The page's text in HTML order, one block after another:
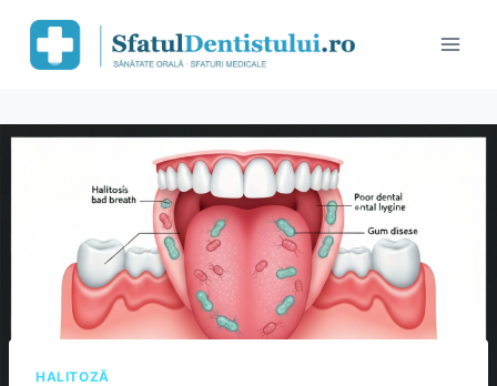
content
HALITOZĂ